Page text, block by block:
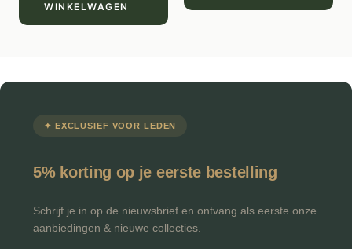
WINKELWAGEN
✦ EXCLUSIEF VOOR LEDEN
5% korting op je eerste bestelling
Schrijf je in op de nieuwsbrief en ontvang als eerste onze
aanbiedingen & nieuwe collecties.